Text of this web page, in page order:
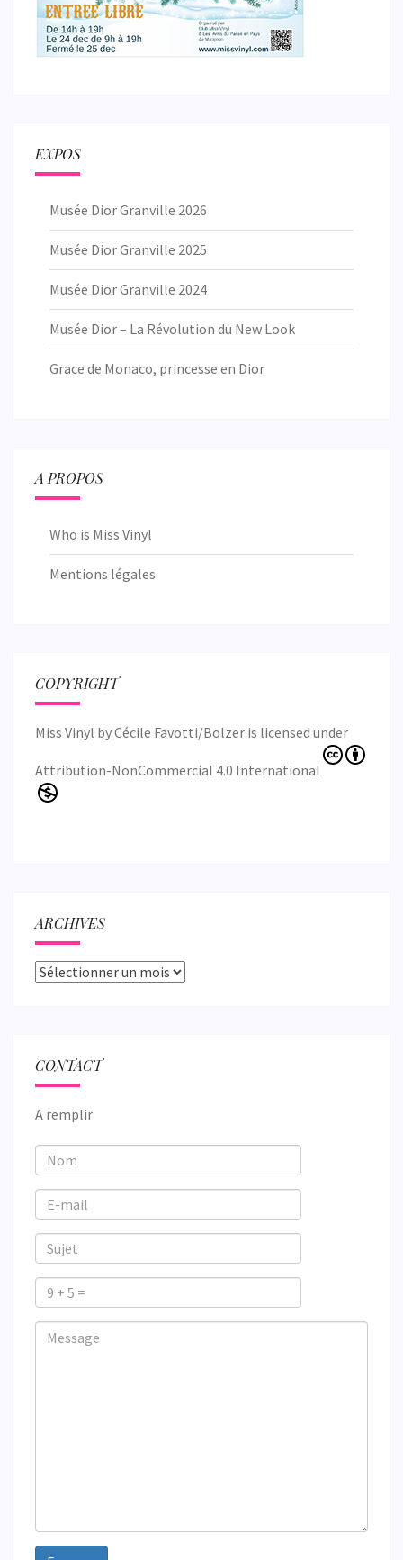
EXPOS
Musée Dior Granville 2026
Musée Dior Granville 2025
Musée Dior Granville 2024
Musée Dior – La Révolution du New Look
Grace de Monaco, princesse en Dior
A PROPOS
Who is Miss Vinyl
Mentions légales
COPYRIGHT
Miss Vinyl byCécile Favotti/Bolzer is licensed under
Attribution-NonCommercial 4.0 International
ARCHIVES
Archives
CONTACT
A remplir
Nom
mail
Sujet
+
Veuillez
Veuillez
Message